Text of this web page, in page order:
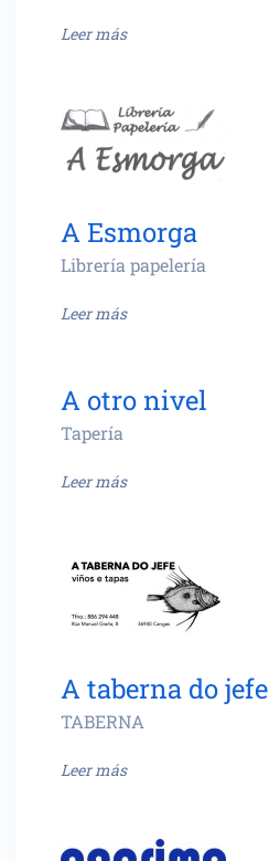
Leer más
A Esmorga
Librería papelería
Leer más
A otro nivel
Tapería
Leer más
A taberna do jefe
TABERNA
Leer más